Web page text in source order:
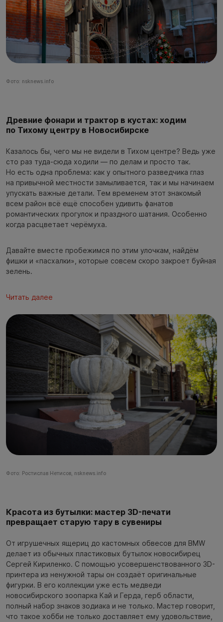
Фото: nsknews.info
Древние фонари и трактор в кустах: ходим
по Тихому центру в Новосибирске
Казалось бы, чего мы не видели в Тихом центре? Ведь уже
сто раз туда-сюда ходили — по делам и просто так.
Но есть одна проблема: как у опытного разведчика глаз
на привычной местности замыливается, так и мы начинаем
упускать важные детали. Тем временем этот знакомый
всем район всё ещё способен удивить фанатов
романтических прогулок и праздного шатания. Особенно
когда расцветает черёмуха.
Давайте вместе пробежимся по этим улочкам, найдём
фишки и «пасхалки», которые совсем скоро закроет буйная
зелень.
Читать далее
Фото: Ростислав Нетисов, nsknews.info
Красота из бутылки: мастер 3D-печати
превращает старую тару в сувениры
От игрушечных ящериц до кастомных обвесов для BMW
делает из обычных пластиковых бутылок новосибирец
Сергей Кириленко. С помощью усовершенствованного 3D-
принтера из ненужной тары он создаёт оригинальные
фигурки. В его коллекции уже есть медведи
новосибирского зоопарка Кай и Герда, герб области,
полный набор знаков зодиака и не только. Мастер говорит,
что такое хобби не только доставляет ему удовольствие,